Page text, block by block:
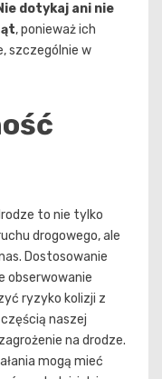
dotykaj ani nie
, ponieważ ich
szczególnie w
to nie tylko
drogowego, ale
Dostosowanie
obserwowanie
ryzyko kolizji z
naszej
na drodze.
mogą mieć